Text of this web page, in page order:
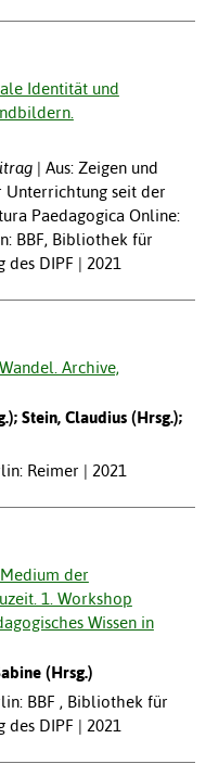
Identität und
Aus: Zeigen und
Unterrichtung seit der
Paedagogica Online:
BBF, Bibliothek für
DIPF | 2021
Archive,
Stein, Claudius (Hrsg.);
Reimer | 2021
der
1. Workshop
Wissen in
(Hrsg.)
BBF , Bibliothek für
DIPF | 2021